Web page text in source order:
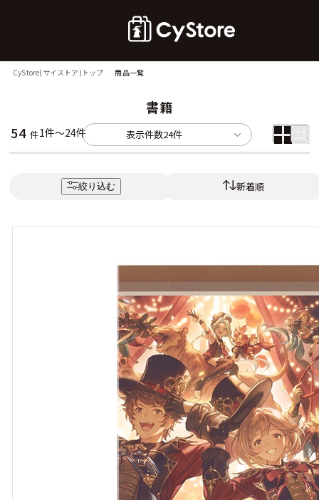
CyStore(サイストア)トップ 商品一覧
書籍
54 件1件～24件 表示件数24件
絞り込む 新着順